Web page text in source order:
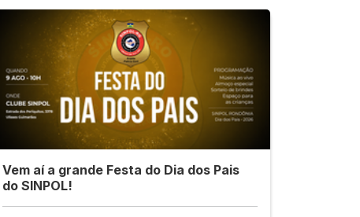
Vem aí a grande Festa do Dia dos Pais
do SINPOL!